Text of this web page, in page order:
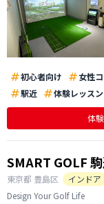
初心者向け
女性
駅近
体験レッスン
体
SMART GOLF
東京都 豊島区
インドア
Design Your Golf Life